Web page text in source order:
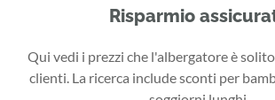
Risparmio
Qui vedi i prezzi che l'albergatore è
clienti. La ricerca include sconti per